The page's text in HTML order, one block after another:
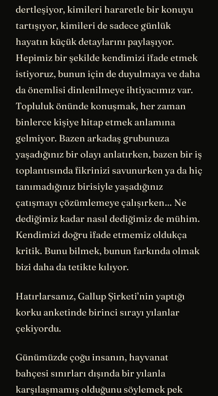
dertleşiyor, kimileri hararetle bir konuyu
tartışıyor, kimileri de sadece günlük
hayatın küçük detaylarını paylaşıyor.
Hepimiz bir şekilde kendimizi ifade etmek
istiyoruz, bunun için de duyulmaya ve daha
da önemlisi dinlenilmeye ihtiyacımız var.
Topluluk önünde konuşmak, her zaman
binlerce kişiye hitap etmek anlamına
gelmiyor. Bazen arkadaş grubunuza
yaşadığınız bir olayı anlatırken, bazen bir iş
toplantısında fikrinizi savunurken ya da hiç
tanımadığınız birisiyle yaşadığınız
çatışmayı çözümlemeye çalışırken… Ne
dediğimiz kadar nasıl dediğimiz de mühim.
Kendimizi doğru ifade etmemiz oldukça
kritik. Bunu bilmek, bunun farkında olmak
bizi daha da tetikte kılıyor.
Hatırlarsanız, Gallup Şirketi’nin yaptığı
korku anketinde birinci sırayı yılanlar
çekiyordu.
Günümüzde çoğu insanın, hayvanat
bahçesi sınırları dışında bir yılanla
karşılaşmamış olduğunu söylemek pek